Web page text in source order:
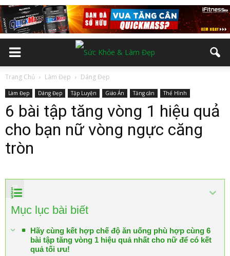
Trang Chủ Làm Đẹp Dáng Đẹp
Làm Đẹp Dáng Đẹp Tập Luyện Giáo Án Tăng cân Thể Hình
6 bài tập tăng vòng 1 hiệu quả
cho bạn nữ vòng ngực căng
tròn
Mục lục bài biết
Hãy cùng kết hợp chế độ ăn uống phù hợp cùng 6
bài tập tăng vòng 1 hiệu quả nhất cho nữ để có kết
quả tối ưu!
2
3
4
5
6
7